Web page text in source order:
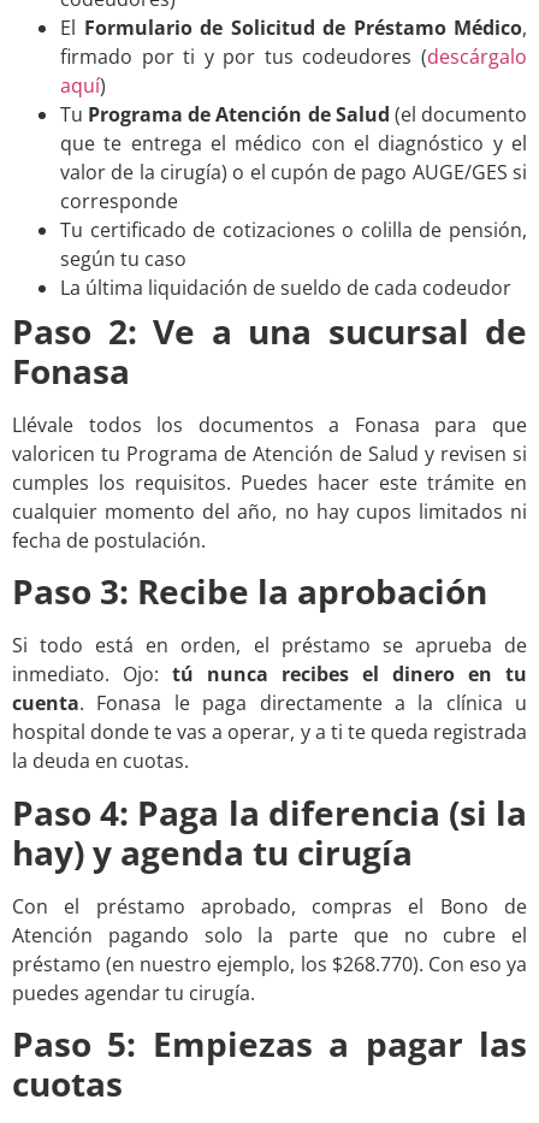
El Formulario de Solicitud de Préstamo Médico,
firmado por ti y por tus codeudores (descárgalo
aquí)
Tu Programa de Atención de Salud (el documento
que te entrega el médico con el diagnóstico y el
valor de la cirugía) o el cupón de pago AUGE/GES si
corresponde
Tu certificado de cotizaciones o colilla de pensión,
según tu caso
La última liquidación de sueldo de cada codeudor
Paso 2: Ve a una sucursal de
Fonasa
Llévale todos los documentos a Fonasa para que
valoricen tu Programa de Atención de Salud y revisen si
cumples los requisitos. Puedes hacer este trámite en
cualquier momento del año, no hay cupos limitados ni
fecha de postulación.
Paso 3: Recibe la aprobación
Si todo está en orden, el préstamo se aprueba de
inmediato. Ojo: tú nunca recibes el dinero en tu
cuenta. Fonasa le paga directamente a la clínica u
hospital donde te vas a operar, y a ti te queda registrada
la deuda en cuotas.
Paso 4: Paga la diferencia (si la
hay) y agenda tu cirugía
Con el préstamo aprobado, compras el Bono de
Atención pagando solo la parte que no cubre el
préstamo (en nuestro ejemplo, los $268.770). Con eso ya
puedes agendar tu cirugía.
Paso 5: Empiezas a pagar las
cuotas